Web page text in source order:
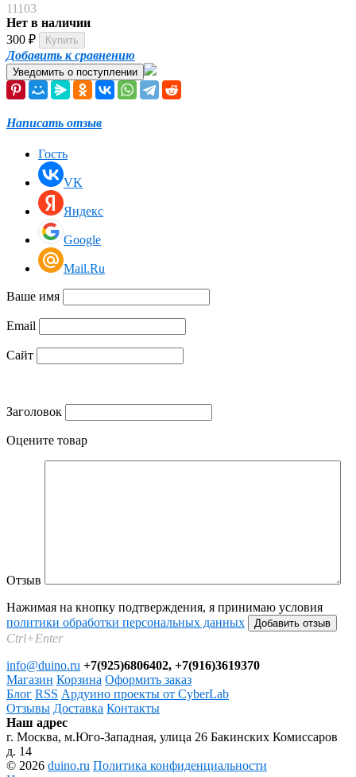
11103
Нет в наличии
300 ₽
Добавить к сравнению
Уведомить о поступлении
Написать отзыв
Гость
VK
Яндекс
Google
Mail.Ru
Ваше имя
Email
Сайт
Заголовок
Оцените товар
Отзыв
Нажимая на кнопку подтверждения, я принимаю условия
политики обработки персональных данных
Ctrl+Enter
info@duino.ru +7(925)6806402, +7(916)3619370
Магазин Корзина Оформить заказ
Блог RSS Ардуино проекты от CyberLab
Отзывы Доставка Контакты
Наш адрес
г. Москва, м.Юго-Западная, улица 26 Бакинских Комиссаров
д. 14
© 2026 duino.ru Политика конфиденциальности